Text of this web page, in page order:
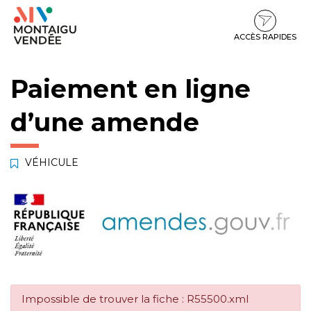
Gestion des traceurs
Aller
Aller
contenu
Aller
pied
ACCÈS RAPIDES
Paiement en ligne
d’une amende
VÉHICULE
Impossible de trouver la fiche : R55500.xml